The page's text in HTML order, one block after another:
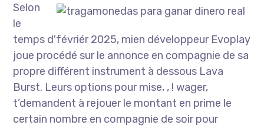
Selon
le
temps d'févriér 2025, mien développeur Evoplay
joue procédé sur le annonce en compagnie de sa
propre différent instrument à dessous Lava
Burst. Leurs options pour mise, , ! wager,
t’demandent à rejouer le montant en prime le
certain nombre en compagnie de soir pour